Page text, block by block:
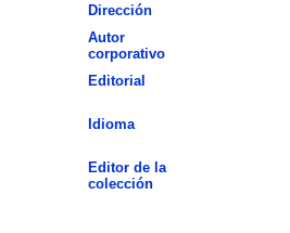
Dirección
Autor
corporativo
Editorial
Idioma
Editor de la
colección